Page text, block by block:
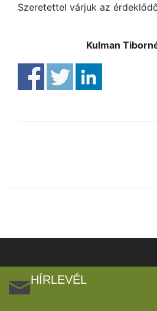
Szeretettel várjuk az
Kulman
HÍRLEVÉL